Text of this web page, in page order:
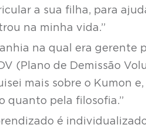
a sua filha, para
na minha vida.”
na qual era gerente
(Plano de Demissão
mais sobre o Kumon
quanto pela filosofia.”
é